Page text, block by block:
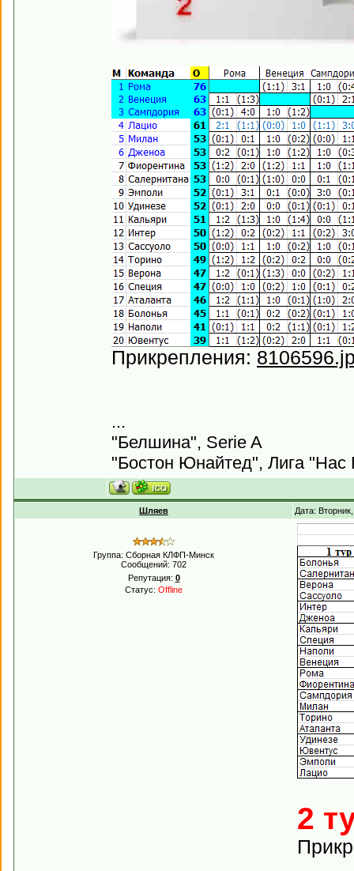
Прикрепления:
...
"Белшина", Serie A
"Бостон Юнайтед", Лига "Нас
Шляев Дата:
Группа: Сборная КЛФП-Минск
Сообщений: 702
Репутация: 0
Статус: Offline
2